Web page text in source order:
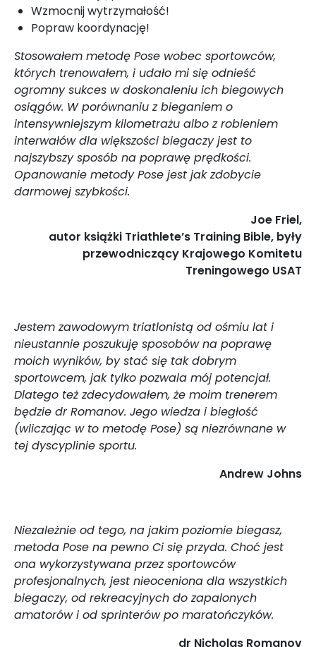
Wzmocnij wytrzymałość!
Popraw koordynację!
Stosowałem metodę Pose wobec sportowców,
których trenowałem, i udało mi się odnieść
ogromny sukces w doskonaleniu ich biegowych
osiągów. W porównaniu z bieganiem o
intensywniejszym kilometrażu albo z robieniem
interwałów dla większości biegaczy jest to
najszybszy sposób na poprawę prędkości.
Opanowanie metody Pose jest jak zdobycie
darmowej szybkości.
Joe Friel,
autor książki Triathlete’s Training Bible, były
przewodniczący Krajowego Komitetu
Treningowego USAT
Jestem zawodowym triatlonistą od ośmiu lat i
nieustannie poszukuję sposobów na poprawę
moich wyników, by stać się tak dobrym
sportowcem, jak tylko pozwala mój potencjał.
Dlatego też zdecydowałem, że moim trenerem
będzie dr Romanov. Jego wiedza i biegłość
(wliczając w to metodę Pose) są niezrównane w
tej dyscyplinie sportu.
Andrew Johns
Niezależnie od tego, na jakim poziomie biegasz,
metoda Pose na pewno Ci się przyda. Choć jest
ona wykorzystywana przez sportowców
profesjonalnych, jest nieoceniona dla wszystkich
biegaczy, od rekreacyjnych do zapalonych
amatorów i od sprinterów po maratończyków.
dr Nicholas Romanov